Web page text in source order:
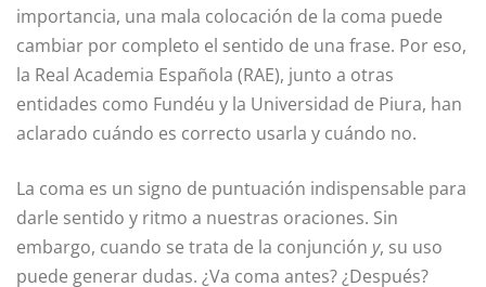
importancia, una mala colocación de la coma puede
cambiar por completo el sentido de una frase. Por eso,
la Real Academia Española (RAE), junto a otras
entidades como Fundéu y la Universidad de Piura, han
aclarado cuándo es correcto usarla y cuándo no.
La coma es un signo de puntuación indispensable para
darle sentido y ritmo a nuestras oraciones. Sin
embargo, cuando se trata de la conjunción y, su uso
puede generar dudas. ¿Va coma antes? ¿Después?